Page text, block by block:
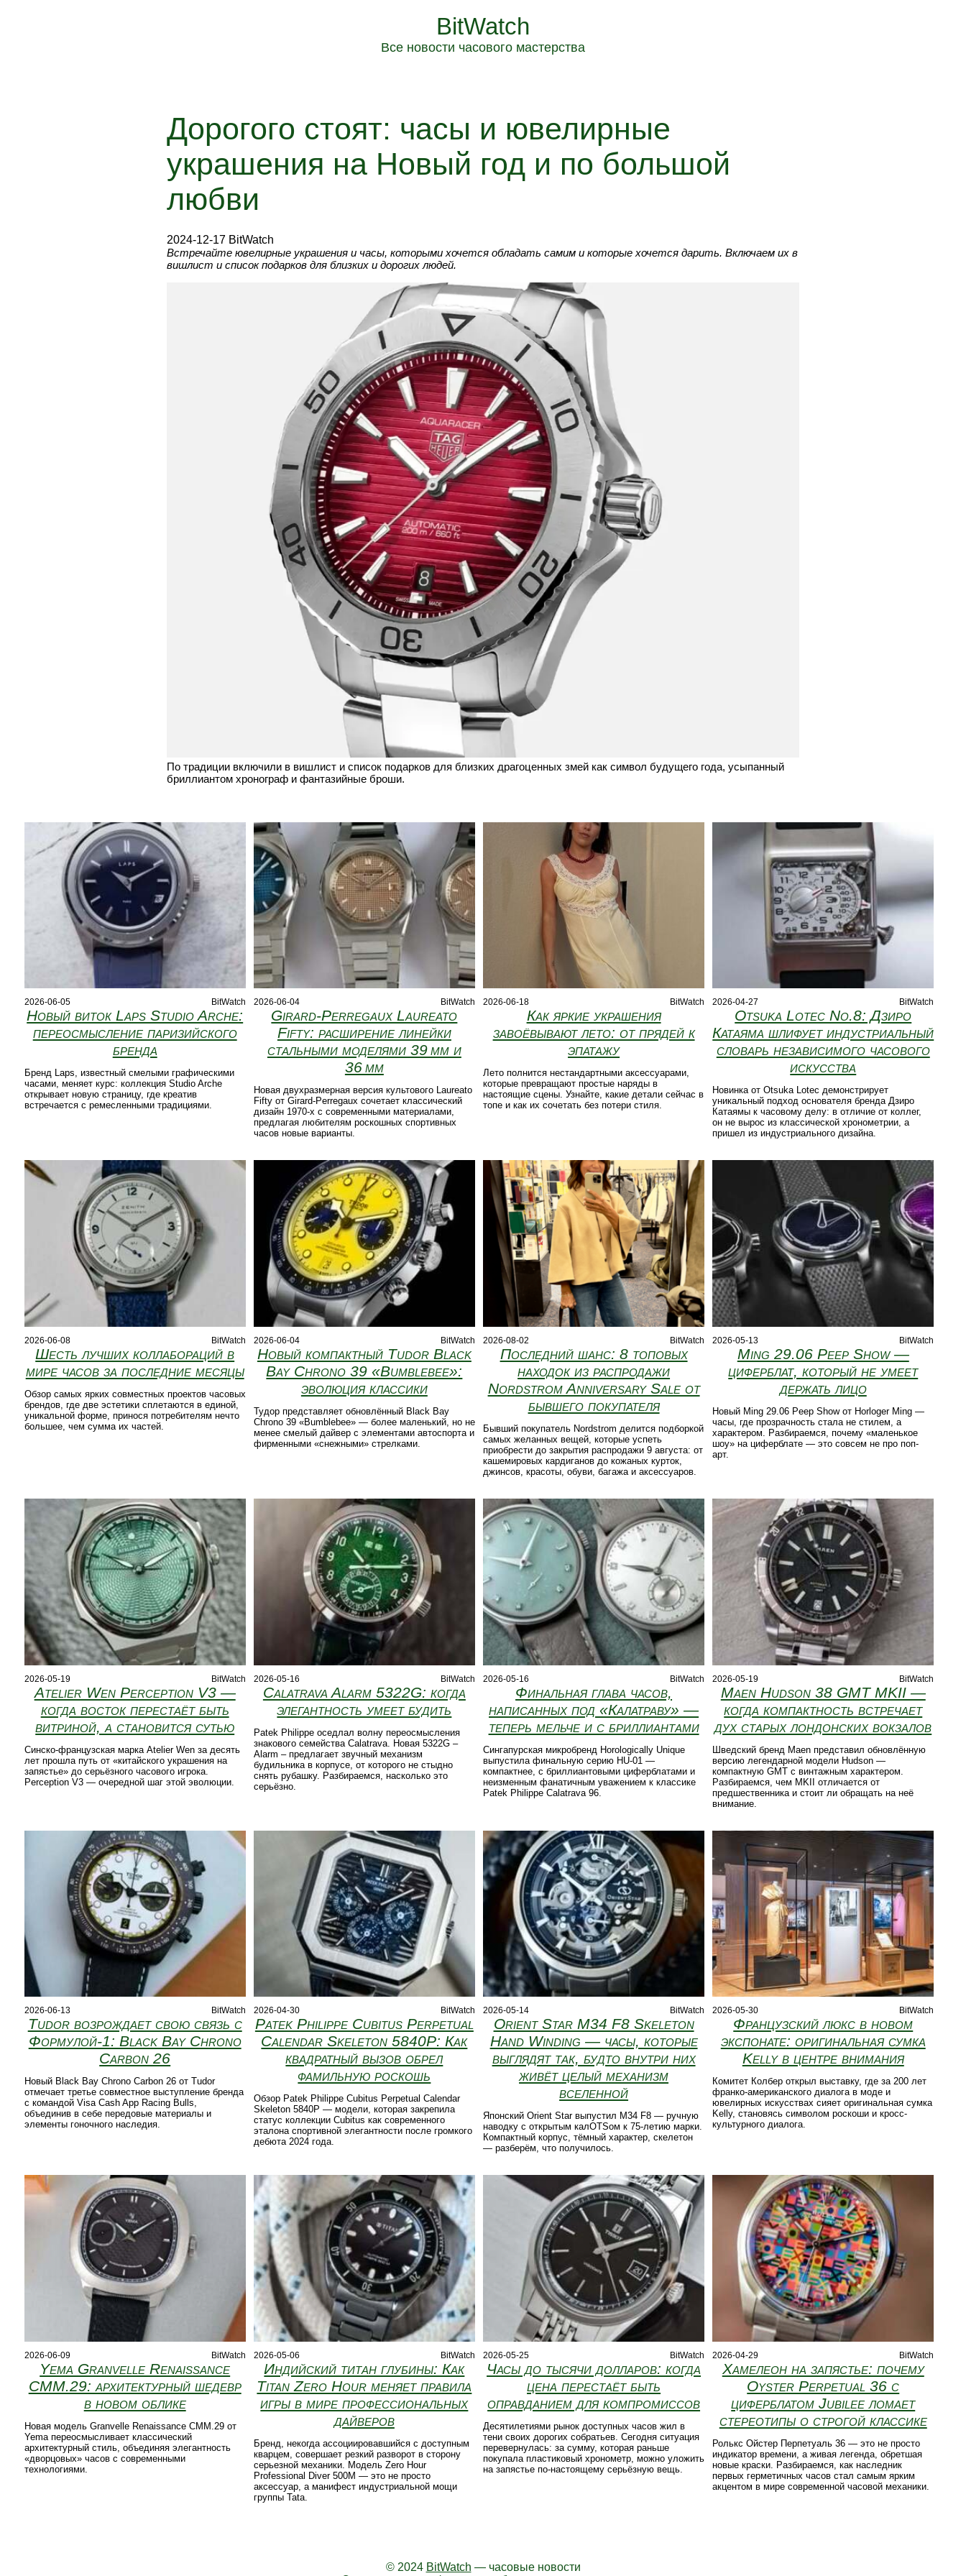
BitWatch
Все новости часового мастерства
Дорогого стоят: часы и ювелирные
украшения на Новый год и по большой
любви
2024-12-17 BitWatch
Встречайте ювелирные украшения и часы, которыми хочется обладать самим и которые хочется дарить. Включаем их в
вишлист и список подарков для близких и дорогих людей.
По традиции включили в вишлист и список подарков для близких драгоценных змей как символ будущего года, усыпанный
бриллиантом хронограф и фантазийные броши.
2026-06-05 BitWatch
Новый виток Laps Studio Arche:
переосмысление паризийского
бренда
Бренд Laps, известный смелыми графическими
часами, меняет курс: коллекция Studio Arche
открывает новую страницу, где креатив
встречается с ремесленными традициями.
2026-06-04 BitWatch
Girard-Perregaux Laureato
Fifty: расширение линейки
стальными моделями 39 мм и
36 мм
Новая двухразмерная версия культового Laureato
Fifty от Girard‑Perregaux сочетает классический
дизайн 1970‑х с современными материалами,
предлагая любителям роскошных спортивных
часов новые варианты.
2026-06-18 BitWatch
Как яркие украшения
завоёвывают лето: от прядей к
эпатажу
Лето полнится нестандартными аксессуарами,
которые превращают простые наряды в
настоящие сцены. Узнайте, какие детали сейчас в
топе и как их сочетать без потери стиля.
2026-04-27 BitWatch
Otsuka Lotec No.8: Дзиро
Катаяма шлифует индустриальный
словарь независимого часового
искусства
Новинка от Otsuka Lotec демонстрирует
уникальный подход основателя бренда Дзиро
Катаямы к часовому делу: в отличие от коллег,
он не вырос из классической хронометрии, а
пришел из индустриального дизайна.
2026-06-08 BitWatch
Шесть лучших коллабораций в
мире часов за последние месяцы
Обзор самых ярких совместных проектов часовых
брендов, где две эстетики сплетаются в единой,
уникальной форме, принося потребителям нечто
большее, чем сумма их частей.
2026-06-04 BitWatch
Новый компактный Tudor Black
Bay Chrono 39 «Bumblebee»:
эволюция классики
Тудор представляет обновлённый Black Bay
Chrono 39 «Bumblebee» — более маленький, но не
менее смелый дайвер с элементами автоспорта и
фирменными «снежными» стрелками.
2026-08-02 BitWatch
Последний шанс: 8 топовых
находок из распродажи
Nordstrom Anniversary Sale от
бывшего покупателя
Бывший покупатель Nordstrom делится подборкой
самых желанных вещей, которые успеть
приобрести до закрытия распродажи 9 августа: от
кашемировых кардиганов до кожаных курток,
джинсов, красоты, обуви, багажа и аксессуаров.
2026-05-13 BitWatch
Ming 29.06 Peep Show —
циферблат, который не умеет
держать лицо
Новый Ming 29.06 Peep Show от Horloger Ming —
часы, где прозрачность стала не стилем, а
характером. Разбираемся, почему «маленькое
шоу» на циферблате — это совсем не про поп-
арт.
2026-05-19 BitWatch
Atelier Wen Perception V3 —
когда восток перестаёт быть
витриной, а становится сутью
Синско-французская марка Atelier Wen за десять
лет прошла путь от «китайского украшения на
запястье» до серьёзного часового игрока.
Perception V3 — очередной шаг этой эволюции.
2026-05-16 BitWatch
Calatrava Alarm 5322G: когда
элегантность умеет будить
Patek Philippe оседлал волну переосмысления
знакового семейства Calatrava. Новая 5322G –
Alarm – предлагает звучный механизм
будильника в корпусе, от которого не стыдно
снять рубашку. Разбираемся, насколько это
серьёзно.
2026-05-16 BitWatch
Финальная глава часов,
написанных под «Калатраву» —
теперь мельче и с бриллиантами
Сингапурская микробренд Horologically Unique
выпустила финальную серию HU-01 —
компактнее, с бриллиантовыми циферблатами и
неизменным фанатичным уважением к классике
Patek Philippe Calatrava 96.
2026-05-19 BitWatch
Maen Hudson 38 GMT MKII —
когда компактность встречает
дух старых лондонских вокзалов
Шведский бренд Maen представил обновлённую
версию легендарной модели Hudson —
компактную GMT с винтажным характером.
Разбираемся, чем MKII отличается от
предшественника и стоит ли обращать на неё
внимание.
2026-06-13 BitWatch
Tudor возрождает свою связь с
Формулой‑1: Black Bay Chrono
Carbon 26
Новый Black Bay Chrono Carbon 26 от Tudor
отмечает третье совместное выступление бренда
с командой Visa Cash App Racing Bulls,
объединив в себе передовые материалы и
элементы гоночного наследия.
2026-04-30 BitWatch
Patek Philippe Cubitus Perpetual
Calendar Skeleton 5840P: Как
квадратный вызов обрел
фамильную роскошь
Обзор Patek Philippe Cubitus Perpetual Calendar
Skeleton 5840P — модели, которая закрепила
статус коллекции Cubitus как современного
эталона спортивной элегантности после громкого
дебюта 2024 года.
2026-05-14 BitWatch
Orient Star M34 F8 Skeleton
Hand Winding — часы, которые
выглядят так, будто внутри них
живёт целый механизм
вселенной
Японский Orient Star выпустил M34 F8 — ручную
наводку с открытым калOTSом к 75-летию марки.
Компактный корпус, тёмный характер, скелетон
— разберём, что получилось.
2026-05-30 BitWatch
Французский люкс в новом
экспонате: оригинальная сумка
Kelly в центре внимания
Комитет Колбер открыл выставку, где за 200 лет
франко-американского диалога в моде и
ювелирных искусствах сияет оригинальная сумка
Kelly, становясь символом роскоши и кросс-
культурного диалога.
2026-06-09 BitWatch
Yema Granvelle Renaissance
CMM.29: архитектурный шедевр
в новом облике
Новая модель Granvelle Renaissance CMM.29 от
Yema переосмысливает классический
архитектурный стиль, объединяя элегантность
«дворцовых» часов с современными
технологиями.
2026-05-06 BitWatch
Индийский титан глубины: Как
Titan Zero Hour меняет правила
игры в мире профессиональных
дайверов
Бренд, некогда ассоциировавшийся с доступным
кварцем, совершает резкий разворот в сторону
серьезной механики. Модель Zero Hour
Professional Diver 500M — это не просто
аксессуар, а манифест индустриальной мощи
группы Tata.
2026-05-25 BitWatch
Часы до тысячи долларов: когда
цена перестаёт быть
оправданием для компромиссов
Десятилетиями рынок доступных часов жил в
тени своих дорогих собратьев. Сегодня ситуация
перевернулась: за сумму, которая раньше
покупала пластиковый хронометр, можно уложить
на запястье по-настоящему серьёзную вещь.
2026-04-29 BitWatch
Хамелеон на запястье: почему
Oyster Perpetual 36 с
циферблатом Jubilee ломает
стереотипы о строгой классике
Ролькс Ойстер Перпетуаль 36 — это не просто
индикатор времени, а живая легенда, обретшая
новые краски. Разбираемся, как наследник
первых герметичных часов стал самым ярким
акцентом в мире современной часовой механики.
© 2024 BitWatch — часовые новости